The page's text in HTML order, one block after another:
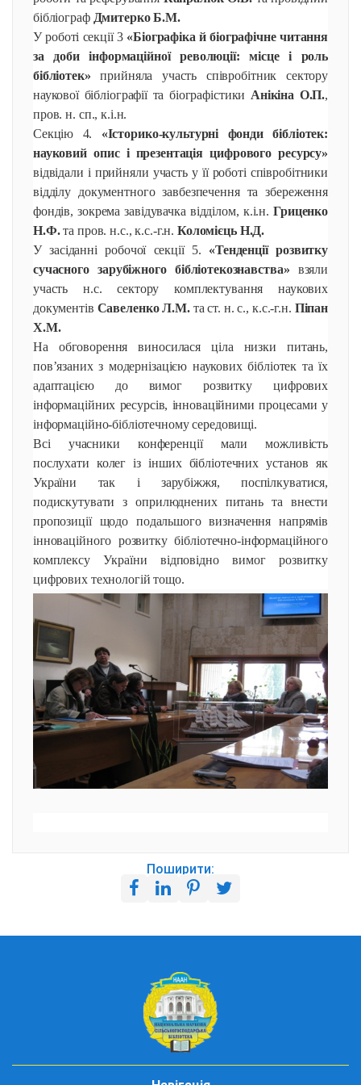
бібліограф Дмитерко Б.М.
У роботі секції 3 «Біографіка й біографічне читання
за доби інформаційної революції: місце і роль
бібліотек» прийняла участь співробітник сектору
наукової бібліографії та біографістики Анікіна О.П.,
пров. н. сп., к.і.н.
Секцію 4. «Історико-культурні фонди бібліотек:
науковий опис і презентація цифрового ресурсу»
відвідали і прийняли участь у її роботі співробітники
відділу документного завбезпечення та збереження
фондів, зокрема завідувачка відділом, к.і.н.Гриценко
Н.Ф.та пров. н.с., к.с.-г.н.Коломієць Н.Д.
У засіданні робочої секції 5. «Тенденції розвитку
сучасного зарубіжного бібліотекознавства» взяли
участь н.с. сектору комплектування наукових
документів Савеленко Л.М.та ст. н. с., к.с.-г.н. Піпан
Х.М.
На обговорення виносилася ціла низки питань,
пов’язаних з модернізацією наукових бібліотек та їх
адаптацією до вимог розвитку цифрових
інформаційних ресурсів, інноваційними процесами у
інформаційно-бібліотечному середовищі.
Всі учасники конференції мали можливість
послухати колег із інших бібліотечних установ як
України так і зарубіжжя, поспілкуватися,
подискутувати з оприлюднених питань та внести
пропозиції щодо подальшого визначення напрямів
інноваційного розвитку бібліотечно-інформаційного
комплексу України відповідно вимог розвитку
цифрових технологій тощо.
Поширити: